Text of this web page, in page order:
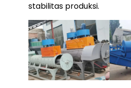
stabilitas produksi.